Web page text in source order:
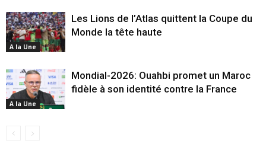
A la Une
Les Lions de l’Atlas quittent la Coupe du
Monde la tête haute
A la Une
Mondial-2026: Ouahbi promet un Maroc
fidèle à son identité contre la France